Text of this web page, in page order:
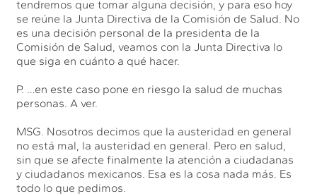
tendremos que tomar alguna decisión, y para eso hoy
se reúne la Junta Directiva de la Comisión de Salud. No
es una decisión personal de la presidenta de la
Comisión de Salud, veamos con la Junta Directiva lo
que siga en cuánto a qué hacer.
P. …en este caso pone en riesgo la salud de muchas
personas. A ver.
MSG. Nosotros decimos que la austeridad en general
no está mal, la austeridad en general. Pero en salud,
sin que se afecte finalmente la atención a ciudadanas
y ciudadanos mexicanos. Esa es la cosa nada más. Es
todo lo que pedimos.